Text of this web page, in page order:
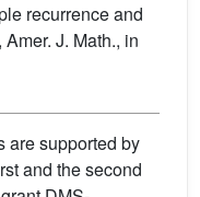
recurrence and
J. Math., in
are supported by
and the second